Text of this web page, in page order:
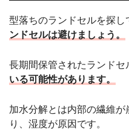
型落ちのランドセルを探し
ンドセルは避けましょう。
長期間保管されたランドセ
いる可能性があります。
加水分解とは内部の繊維
り、湿度が原因です。